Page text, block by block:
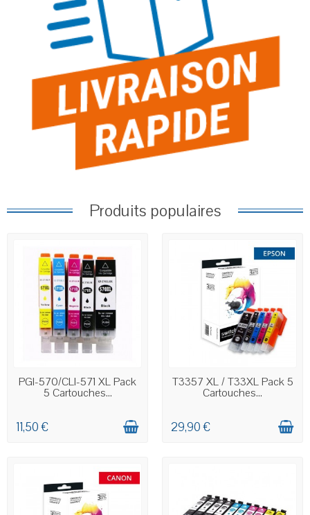
Produits populaires
EN STOCK
PGI-570/CLI-571 XL Pack
5 Cartouches...
11,50 €
EN STOCK
T3357 XL / T33XL Pack 5
Cartouches...
29,90 €